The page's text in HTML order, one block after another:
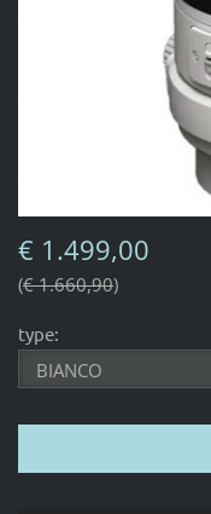
€ 1.499,00
€ 1.660,90
type: